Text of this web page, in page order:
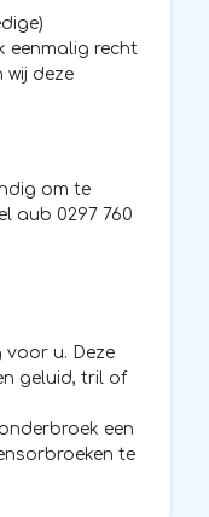
eenmalig recht
deze
om te
aub 0297 760
u. Deze
geluid, tril of
een
te